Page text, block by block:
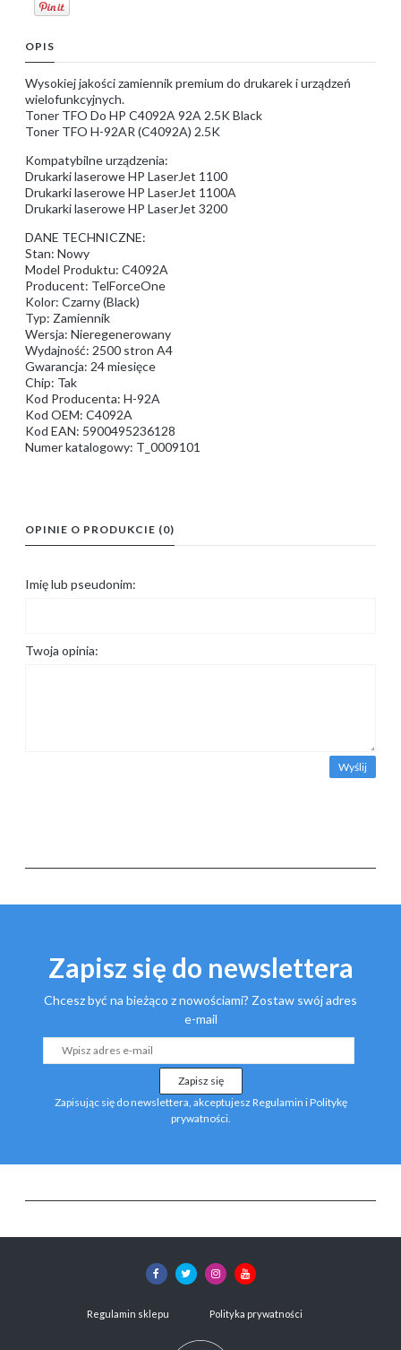
OPIS
Wysokiej jakości zamiennik premium do drukarek i urządzeń
wielofunkcyjnych.
Toner TFO Do HP C4092A 92A 2.5K Black
Toner TFO H-92AR (C4092A) 2.5K
Kompatybilne urządzenia:
Drukarki laserowe HP LaserJet 1100
Drukarki laserowe HP LaserJet 1100A
Drukarki laserowe HP LaserJet 3200
DANE TECHNICZNE:
Stan: Nowy
Model Produktu: C4092A
Producent: TelForceOne
Kolor: Czarny (Black)
Typ: Zamiennik
Wersja: Nieregenerowany
Wydajność: 2500 stron A4
Gwarancja: 24 miesięce
Chip: Tak
Kod Producenta: H-92A
Kod OEM: C4092A
Kod EAN: 5900495236128
Numer katalogowy: T_0009101
OPINIE O PRODUKCIE (0)
Imię lub pseudonim:
Twoja opinia:
Wyślij
Zapisz się do newslettera
Chcesz być na bieżąco z nowościami? Zostaw swój adres
e-mail
Zapisz się
Zapisując się do newslettera, akceptujesz Regulamin iPolitykę
prywatności.
Regulamin sklepu Polityka prywatności